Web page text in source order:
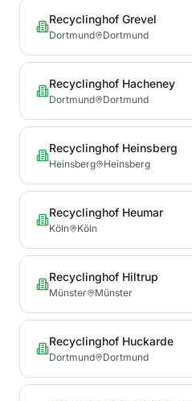
Recyclinghof Grevel
Dortmund Dortmund
Recyclinghof Hacheney
Dortmund Dortmund
Recyclinghof Heinsberg
Heinsberg Heinsberg
Recyclinghof Heumar
Köln Köln
Recyclinghof Hiltrup
Münster Münster
Recyclinghof Huckarde
Dortmund Dortmund